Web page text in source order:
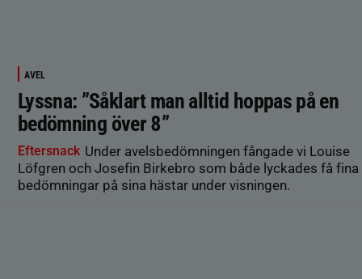
AVEL
Lyssna: ”Såklart man alltid hoppas på en
bedömning över 8”
Eftersnack Under avelsbedömningen fångade vi Louise
Löfgren och Josefin Birkebro som både lyckades få fina
bedömningar på sina hästar under visningen.